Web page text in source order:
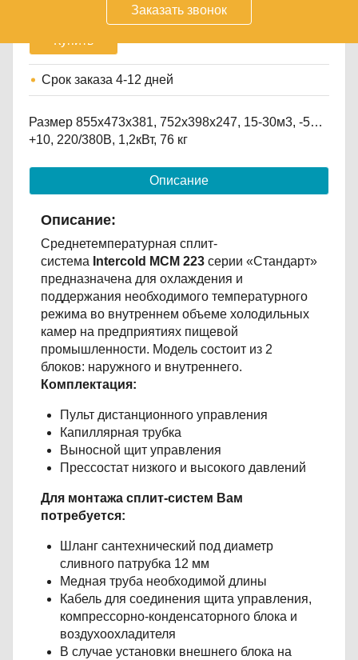
Заказать звонок
Купить
Срок заказа 4-12 дней
Размер 855х473х381, 752х398х247, 15-30м3, -5…
+10, 220/380В, 1,2кВт, 76 кг
Описание
Описание:
Среднетемпературная сплит-
система Intercold МСМ 223 серии «Стандарт»
предназначена для охлаждения и
поддержания необходимого температурного
режима во внутреннем объеме холодильных
камер на предприятиях пищевой
промышленности. Модель состоит из 2
блоков: наружного и внутреннего.
Комплектация:
Пульт дистанционного управления
Капиллярная трубка
Выносной щит управления
Прессостат низкого и высокого давлений
Для монтажа сплит-систем Вам
потребуется:
Шланг сантехнический под диаметр
сливного патрубка 12 мм
Медная труба необходимой длины
Кабель для соединения щита управления,
компрессорно-конденсаторного блока и
воздухоохладителя
В случае установки внешнего блока на